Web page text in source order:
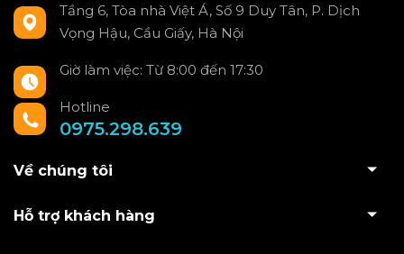
Tầng 6, Tòa nhà Việt Á, Số 9 Duy Tân, P. Dịch
Vọng Hậu, Cầu Giấy, Hà Nội
Giờ làm việc: Từ 8:00 đến 17:30
Hotline
0975.298.639
Về chúng tôi
Hỗ trợ khách hàng